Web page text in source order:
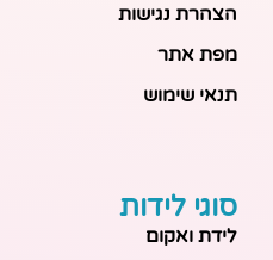
הצהרת נגישות
מפת אתר
תנאי שימוש
סוגי לידות
לידת ואקום